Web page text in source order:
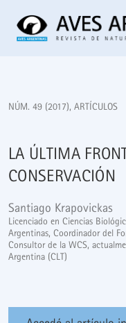
La última frontera de
NÚM. 49 (2017), ARTÍCULOS
LA ÚLTIMA
CONSERVACIÓN
Santiago Krapovickas
Licenciado en Ciencias
Argentinas, Coordinador del
Consultor de la WCS,
Argentina (CLT)